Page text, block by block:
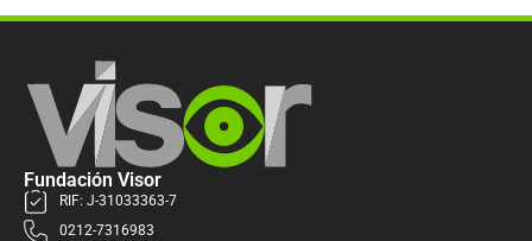
Fundación Visor
RIF: J-31033363-7
0212-7316983